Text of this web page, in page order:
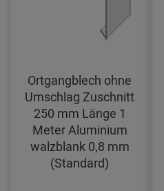
Ortgangblech ohne
Umschlag Zuschnitt
250 mm Länge 1
Meter Aluminium
walzblank 0,8 mm
(Standard)